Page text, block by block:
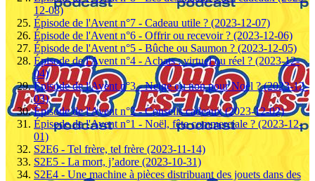
12-08)
Épisode de l'Avent n°7 - Cadeau utile ? (2023-12-07)
Épisode de l'Avent n°6 - Offrir ou recevoir ? (2023-12-06)
Épisode de l'Avent n°5 - Bûche ou Saumon ? (2023-12-05)
Épisode de l'Avent n°4 - Achats : virtuel ou réel ? (2023-12-
04)
Épisode de l'Avent n°3 - Neige ou non pour Noël ? (2023-12-
03)
Épisode de l'Avent n°2 - Conseils cadeaux (2023-12-02)
Épisode de l'Avent n°1 - Noël, fête commerciale ? (2023-12-
01)
S2E6 - Tel frère, tel frère (2023-11-14)
S2E5 - La mort, j’adore (2023-10-31)
S2E4 - Une machine à pièces distribuant des jouets dans des